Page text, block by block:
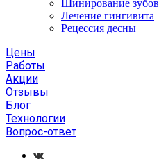
Шинирование зубов
Лечение гингивита
Рецессия десны
Цены
Работы
Акции
Отзывы
Блог
Технологии
Вопрос-ответ